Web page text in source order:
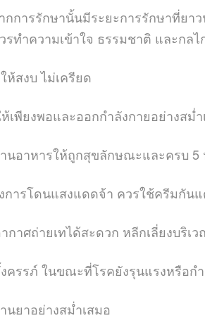
กการรักษานั้นมีระยะการรักษาที่ย
รทำความเข้าใจ ธรรมชาติ และกลไ
ห้สงบ ไม่เครียด
เพียงพอและออกกำลังกายอย่างสม่ำ
นอาหารให้ถูกสุขลักษณะและครบ 5
การโดนแสงแดดจ้า ควรใช้ครีมกัน
กาศถ่ายเทได้สะดวก หลีกเลี่ยงบริ
ครรภ์ ในขณะที่โรคยังรุนแรงหรือกำ
นยาอย่างสม่ำเสมอ